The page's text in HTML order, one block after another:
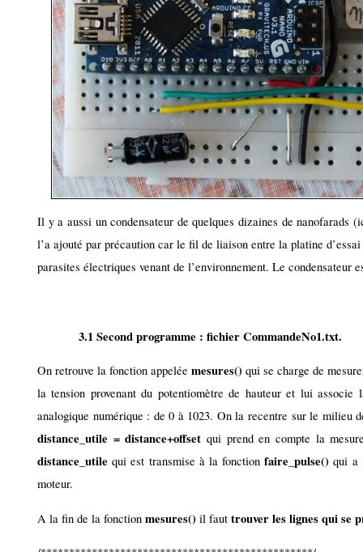
Il y a aussi un condensateur de quelques dizaines de
l’a ajouté par précaution car le fil de liaison entre la platine
parasites électriques venant de l’environnement. Le condensateur
3.1 Second programme : fichier CommandeNo1.txt.
On retrouve la fonction appelée mesures() qui se charge de
la tension provenant du potentiomètre de hauteur et lui
analogique numérique : de 0 à 1023. On la recentre sur le milieu
distance_utile = distance+offset qui prend en compte la
distance_utile qui est transmise à la fonctionfaire_pulse() qui a
moteur.
A la fin de la fonction mesures() il faut trouver les lignes qui se